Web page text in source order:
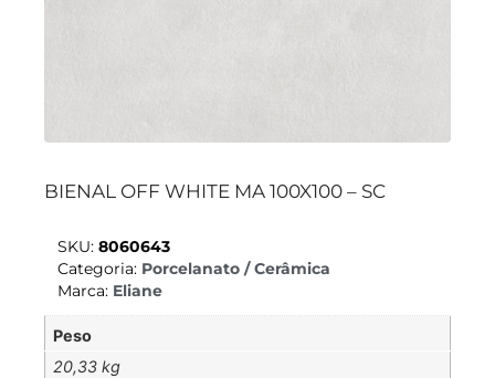
BIENAL OFF WHITE MA 100X100 – SC
SKU: 8060643
Categoria: Porcelanato / Cerâmica
Marca: Eliane
Peso
20,33 kg